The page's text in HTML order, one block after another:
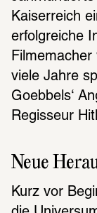
Kaiserreich
erfolgreiche
viele Jahre
Goebbels‘
Regisseur
Neue
Kurz vor